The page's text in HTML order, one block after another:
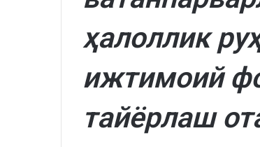
ҳалоллик
ижтимоий
тайёрлаш